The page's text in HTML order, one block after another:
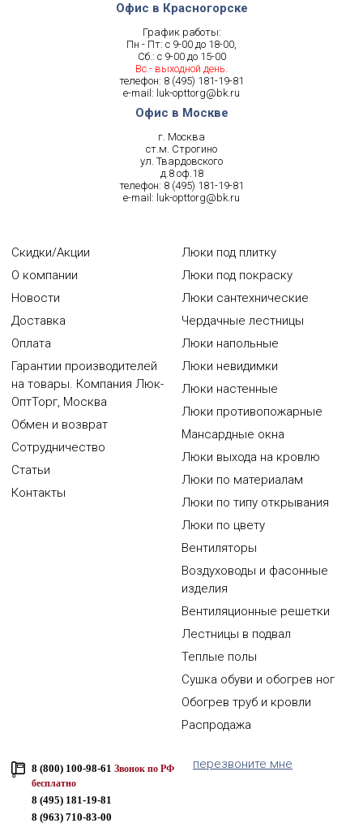
Офис в Красногорске
График работы:
Пн - Пт: с 9-00 до 18-00,
Сб.: с 9-00 до 15-00
Вс.- выходной день.
телефон: 8 (495) 181-19-81
e-mail: luk-opttorg@bk.ru
Офис в Москве
г. Москва
ст.м. Строгино
ул. Твардовского
д.8 оф.18
телефон: 8 (495) 181-19-81
e-mail: luk-opttorg@bk.ru
Скидки/Акции
О компании
Новости
Доставка
Оплата
Гарантии производителей
на товары. Компания Люк-
ОптТорг, Москва
Обмен и возврат
Сотрудничество
Статьи
Контакты
Люки под плитку
Люки под покраску
Люки сантехнические
Чердачные лестницы
Люки напольные
Люки невидимки
Люки настенные
Люки противопожарные
Мансардные окна
Люки выхода на кровлю
Люки по материалам
Люки по типу открывания
Люки по цвету
Вентиляторы
Воздуховоды и фасонные
изделия
Вентиляционные решетки
Лестницы в подвал
Теплые полы
Сушка обуви и обогрев ног
Обогрев труб и кровли
Распродажа
8 (800) 100-98-61 Звонок по РФ
бесплатно
8 (495) 181-19-81
8 (963) 710-83-00
перезвоните мне